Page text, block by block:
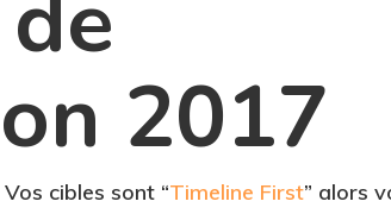
2017
Vos cibles sont “Timeline First” alors